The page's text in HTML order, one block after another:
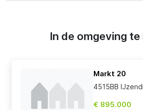
In de omgeving te
Markt 20
4515BB
€ 895.000